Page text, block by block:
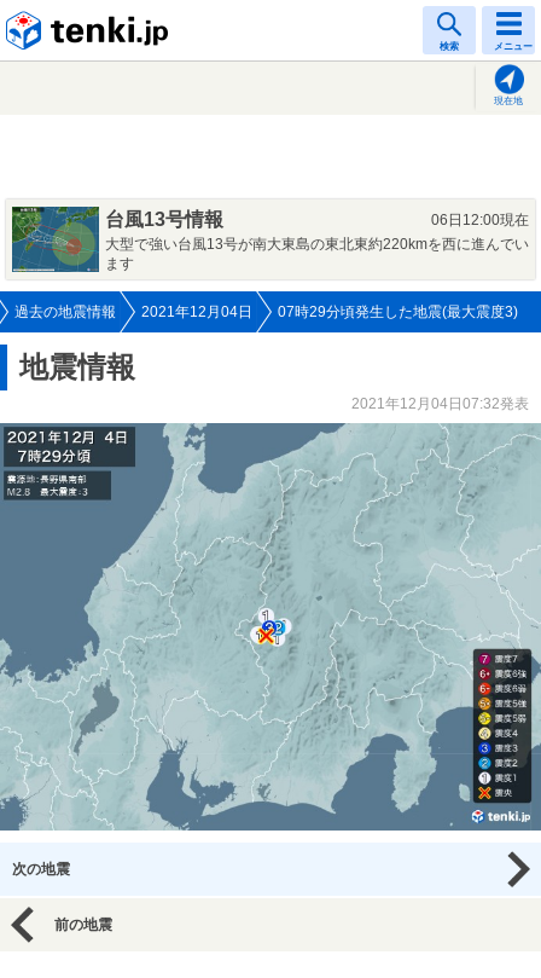
検索 メニュー
現在地
台風13号情報
06日12:00現在
大型で強い台風13号が南大東島の東北東約220kmを西に進んでい
ます
過去の地震情報 2021年12月04日 07時29分頃発生した地震(最大震度3)
地震情報
2021年12月04日07:32発表
次の地震
前の地震